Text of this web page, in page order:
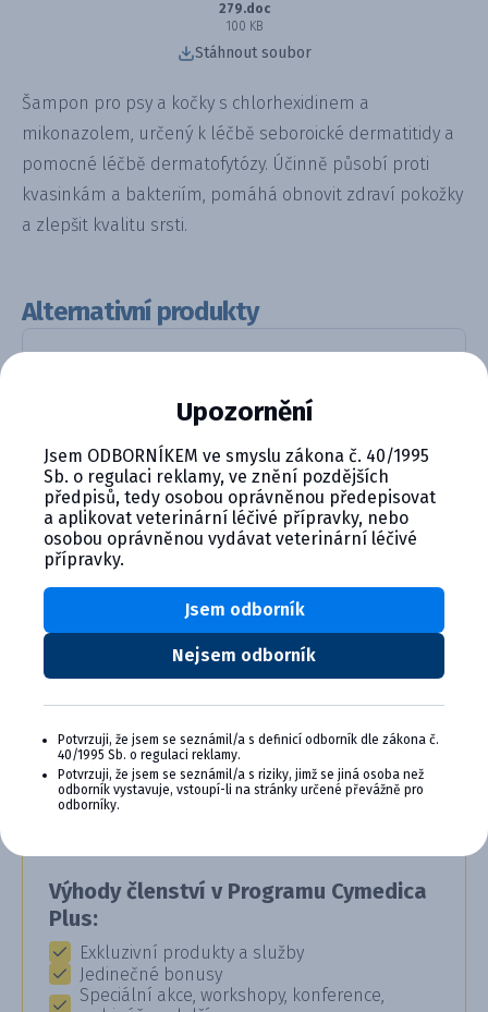
279.doc
100 KB
Stáhnout soubor
Šampon pro psy a kočky s chlorhexidinem a
mikonazolem, určený k léčbě seboroické dermatitidy a
pomocné léčbě dermatofytózy. Účinně působí proti
kvasinkám a bakteriím, pomáhá obnovit zdraví pokožky
a zlepšit kvalitu srsti.
Alternativní produkty
Pyoderm
Detail produktu
CYMEDICA PLUS: VĚRNOST, KTERÁ
SE VYPLÁCÍ
Staňte se členem věrnostního programu
Výhody členství v Programu Cymedica
Plus:
Exkluzivní produkty a služby
Jedinečné bonusy
Speciální akce, workshopy, konference,
Upozornění
Jsem ODBORNÍKEM ve smyslu zákona č. 40/1995
Sb. o regulaci reklamy, ve znění pozdějších
předpisů, tedy osobou oprávněnou předepisovat
a aplikovat veterinární léčivé přípravky, nebo
osobou oprávněnou vydávat veterinární léčivé
přípravky.
Nejsem odborník
Jsem odborník
Potvrzuji, že jsem se seznámil/a s definicí odborník dle zákona č.
40/1995 Sb. o regulaci reklamy.
Potvrzuji, že jsem se seznámil/a s riziky, jimž se jiná osoba než
odborník vystavuje, vstoupí-li na stránky určené převážně pro
odborníky.